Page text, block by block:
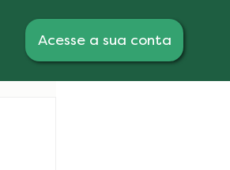
Acesse a sua conta